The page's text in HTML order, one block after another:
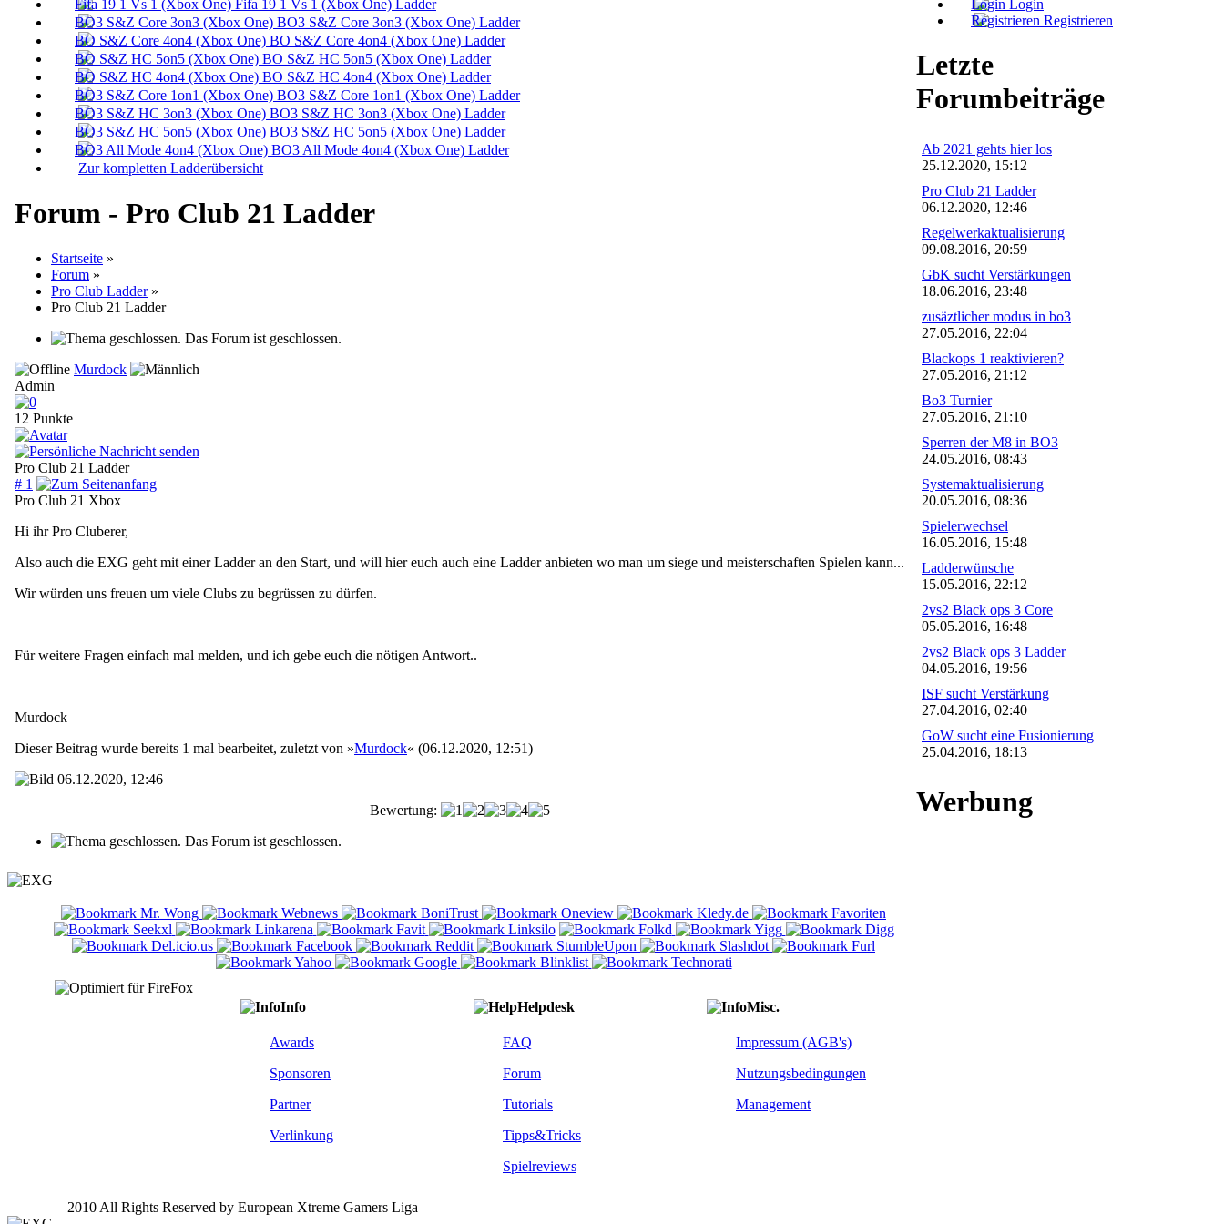
Fifa 19 1 Vs 1 (Xbox One) Ladder
BO3 S&Z Core 3on3 (Xbox One) Ladder
BO S&Z Core 4on4 (Xbox One) Ladder
BO S&Z HC 5on5 (Xbox One) Ladder
BO S&Z HC 4on4 (Xbox One) Ladder
BO3 S&Z Core 1on1 (Xbox One) Ladder
BO3 S&Z HC 3on3 (Xbox One) Ladder
BO3 S&Z HC 5on5 (Xbox One) Ladder
BO3 All Mode 4on4 (Xbox One) Ladder
Zur kompletten Ladderübersicht
Forum - Pro Club 21 Ladder
Startseite »
Forum »
Pro Club Ladder»
Pro Club 21 Ladder
Das Forum ist geschlossen.
Murdock
Admin
12 Punkte
Pro Club 21 Ladder
# 1
Pro Club 21 Xbox
Hi ihr Pro Cluberer,
Also auch die EXG geht mit einer Ladder an den Start, und will hier euch auch eine Ladder anbieten wo man um siege und meisterschaften Spielen kann...
Wir würden uns freuen um viele Clubs zu begrüssen zu dürfen.
Für weitere Fragen einfach mal melden, und ich gebe euch die nötigen Antwort..
Murdock
Dieser Beitrag wurde bereits 1 mal bearbeitet, zuletzt von »Murdock« (06.12.2020, 12:51)
06.12.2020, 12:46
Bewertung:
Das Forum ist geschlossen.
Login
Registrieren
Letzte
Forumbeiträge
Ab 2021 gehts hier los
25.12.2020, 15:12
Pro Club 21 Ladder
06.12.2020, 12:46
Regelwerkaktualisierung
09.08.2016, 20:59
GbK sucht Verstärkungen
18.06.2016, 23:48
zusäztlicher modus in bo3
27.05.2016, 22:04
Blackops 1 reaktivieren?
27.05.2016, 21:12
Bo3 Turnier
27.05.2016, 21:10
Sperren der M8 in BO3
24.05.2016, 08:43
Systemaktualisierung
20.05.2016, 08:36
Spielerwechsel
16.05.2016, 15:48
Ladderwünsche
15.05.2016, 22:12
2vs2 Black ops 3 Core
05.05.2016, 16:48
2vs2 Black ops 3 Ladder
04.05.2016, 19:56
ISF sucht Verstärkung
27.04.2016, 02:40
GoW sucht eine Fusionierung
25.04.2016, 18:13
Werbung
Info
Awards
Sponsoren
Partner
Verlinkung
Helpdesk
FAQ
Forum
Tutorials
Tipps&Tricks
Spielreviews
Misc.
Impressum (AGB's)
Nutzungsbedingungen
Management
2010 All Rights Reserved by European Xtreme Gamers Liga